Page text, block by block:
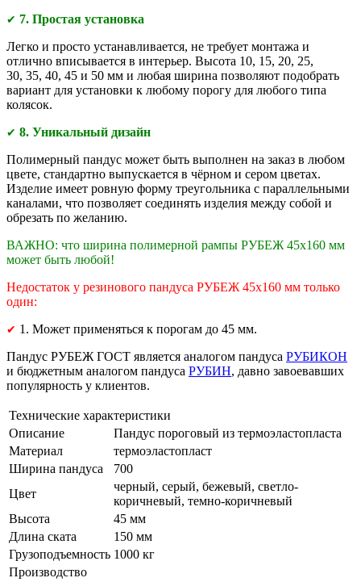
✔ 7. Простая установка
Легко и просто устанавливается, не требует монтажа и
отлично вписывается в интерьер. Высота 10, 15, 20, 25,
30, 35, 40, 45 и 50 мм и любая ширина позволяют подобрать
вариант для установки к любому порогу для любого типа
колясок.
✔ 8. Уникальный дизайн
Полимерный пандус может быть выполнен на заказ в любом
цвете, стандартно выпускается в чёрном и сером цветах.
Изделие имеет ровную форму треугольника с параллельными
каналами, что позволяет соединять изделия между собой и
обрезать по желанию.
ВАЖНО: что ширина полимерной рампы РУБЕЖ 45х160 мм
может быть любой!
Недостаток у резинового пандуса РУБЕЖ 45х160 мм только
один:
✔ 1. Может применяться к порогам до 45 мм.
Пандус РУБЕЖ ГОСТ является аналогом пандуса РУБИКОН
и бюджетным аналогом пандуса РУБИН, давно завоевавших
популярность у клиентов.
Технические характеристики
Описание
Пандус пороговый из термоэластопласта
Материал
термоэластопласт
Ширина пандуса
700
Цвет
черный, серый, бежевый, светло-
коричневый, темно-коричневый
Высота
45 мм
Длина ската
150 мм
Грузоподъемность 1000 кг
Производство